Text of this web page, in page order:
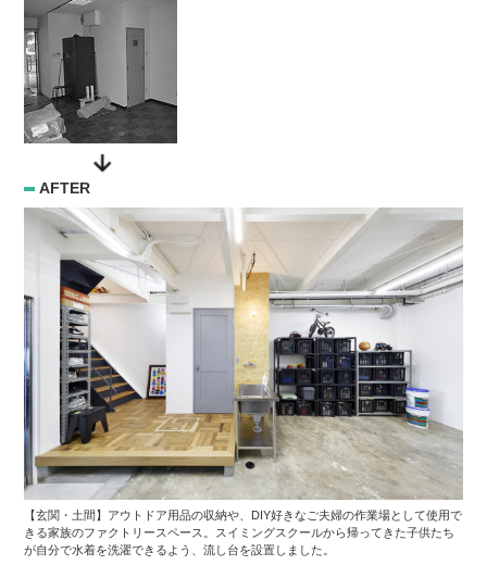
AFTER
【玄関・土間】アウトドア用品の収納や、DIY好きなご夫婦の作業場として使用で
きる家族のファクトリースペース。スイミングスクールから帰ってきた子供たち
が自分で水着を洗濯できるよう、流し台を設置しました。